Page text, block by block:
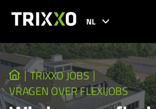
NL
TRIXXO JOBS
VRAGEN OVER FLEXIJOBS